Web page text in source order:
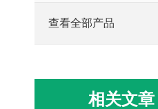
查看全部产品
相关文章